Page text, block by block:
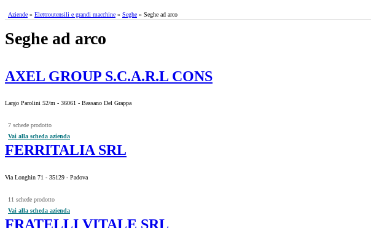
Aziende » Elettroutensili e grandi macchine » Seghe » Seghe ad arco
Seghe ad arco
AXEL GROUP S.C.A.R.L CONS
Largo Parolini 52/m - 36061 - Bassano Del Grappa
7 schede prodotto
Vai alla scheda azienda
FERRITALIA SRL
Via Longhin 71 - 35129 - Padova
11 schede prodotto
Vai alla scheda azienda
FRATELLI VITALE SRL